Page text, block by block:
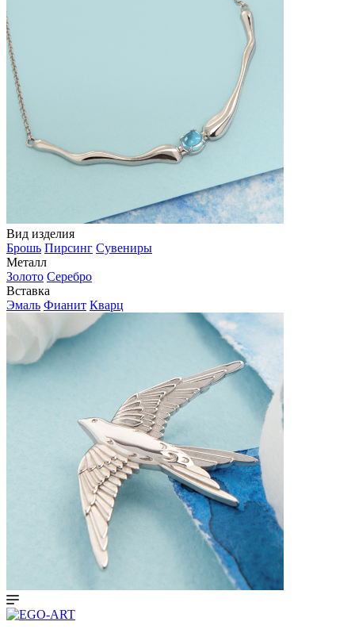
Вид изделия
Брошь Пирсинг Сувениры
Металл
Золото Серебро
Вставка
Эмаль Фианит Кварц